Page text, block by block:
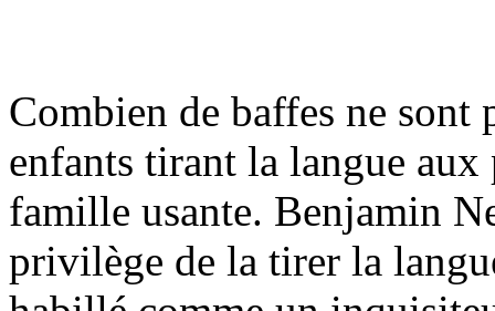
Combien de baffes ne sont
enfants tirant la langue aux
famille usante. Benjamin
privilège de la tirer la